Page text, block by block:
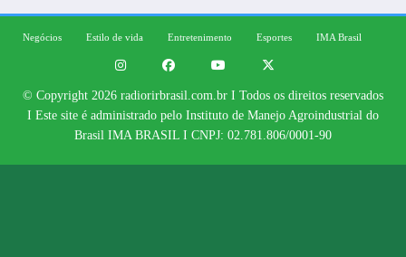
Negócios Estilo de vida Entretenimento Esportes IMA Brasil